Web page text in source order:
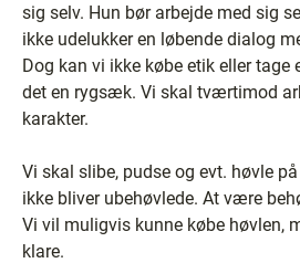
sig selv. Hun bør arbejde med sig
ikke udelukker en løbende dialog
Dog kan vi ikke købe etik eller tage
det en rygsæk. Vi skal tværtimod
karakter.
Vi skal slibe, pudse og evt. høvle
ikke bliver ubehøvlede. At være
Vi vil muligvis kunne købe høvlen,
klare.